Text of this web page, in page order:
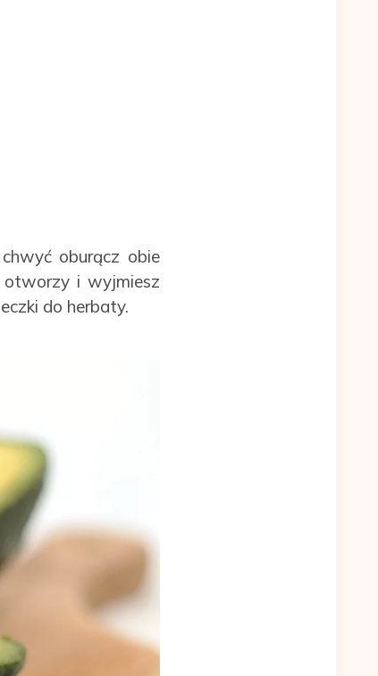
oburącz obie
i wyjmiesz
do herbaty.